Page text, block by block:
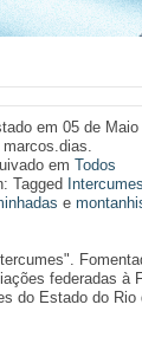
em 05 de Maio
marcos.dias.
em Todos
Tagged
Intercumes
e
federadas à
do Estado do Rio